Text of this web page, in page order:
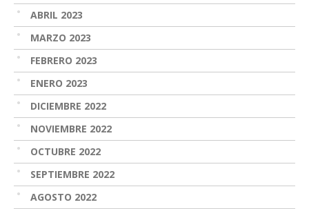
ABRIL 2023
MARZO 2023
FEBRERO 2023
ENERO 2023
DICIEMBRE 2022
NOVIEMBRE 2022
OCTUBRE 2022
SEPTIEMBRE 2022
AGOSTO 2022